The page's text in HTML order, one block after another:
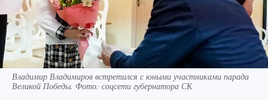
Владимир Владимиров встретился с юными участниками парада
Великой Победы. Фото: соцсети губернатора СК